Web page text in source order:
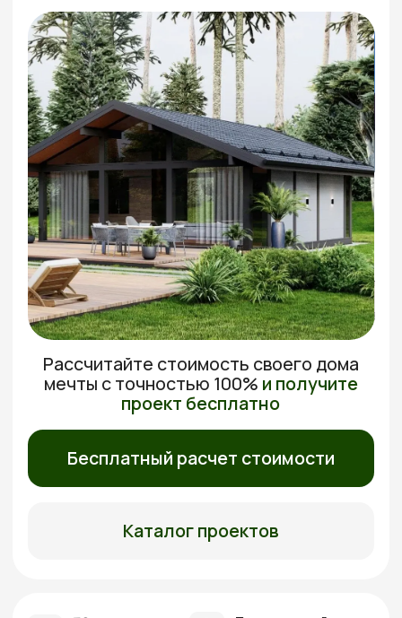
30 лет
стоимость
5 лет
обслуживание
Бесплатный выезд
Перед подписанием
договора
Каталог проектов
Бесплатный расчет стоимости
Рассчитайте стоимость своего дома
мечты с точностью 100% и получите
проект бесплатно
Бесплатно рассчитаем
стоимость вашего дома